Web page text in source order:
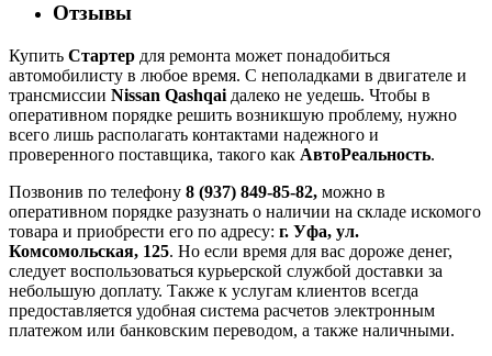
Отзывы
Купить Стартер для ремонта может понадобиться
автомобилисту в любое время. С неполадками в двигателе и
трансмиссии Nissan Qashqai далеко не уедешь. Чтобы в
оперативном порядке решить возникшую проблему, нужно
всего лишь располагать контактами надежного и
проверенного поставщика, такого как АвтоРеальность.
Позвонив по телефону 8 (937) 849-85-82, можно в
оперативном порядке разузнать о наличии на складе искомого
товара и приобрести его по адресу: г. Уфа, ул.
Комсомольская, 125. Но если время для вас дороже денег,
следует воспользоваться курьерской службой доставки за
небольшую доплату. Также к услугам клиентов всегда
предоставляется удобная система расчетов электронным
платежом или банковским переводом, а также наличными.